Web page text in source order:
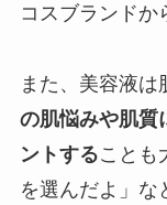
コスブランドか
また、美容液は
の肌悩みや肌質
ントすることも
を選んだよ」な